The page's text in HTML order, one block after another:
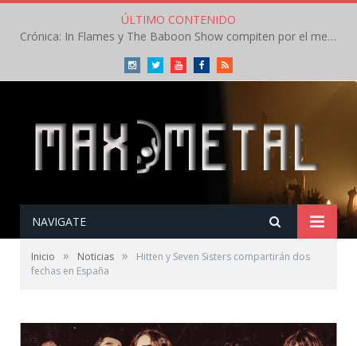
ÚLTIMO CONTENIDO
Crónica: In Flames y The Baboon Show compiten por el mejor concierto del día en el Leyendas del Rock – Viernes – Agosto 2026
InstagramTwitterYoutubeFacebookRSS
NAVIGATE
Inicio » Noticias »
Hitten y Seven Sisters compartirán dos
fechas en España